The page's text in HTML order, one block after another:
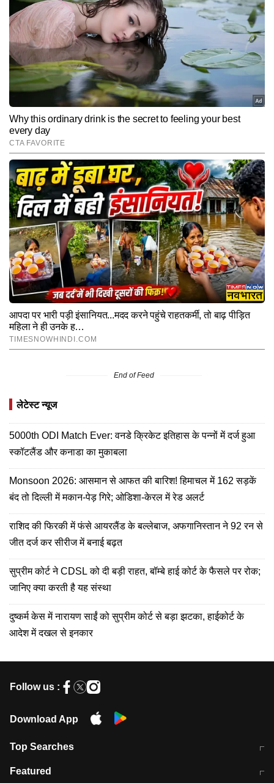
End of Feed
लेटेस्ट न्यूज
5000th ODI Match Ever: वनडे क्रिकेट इतिहास के पन्नों में दर्ज हुआ
स्कॉटलैंड और कनाडा का मुकाबला
Monsoon 2026: आसमान से आफत की बारिश! हिमाचल में 162 सड़कें
बंद तो दिल्ली में मकान-पेड़ गिरे; ओडिशा-केरल में रेड अलर्ट
राशिद की फिरकी में फंसे आयरलैंड के बल्लेबाज, अफगानिस्तान ने 92 रन से
जीत दर्ज कर सीरीज में बनाई बढ़त
सुप्रीम कोर्ट ने CDSL को दी बड़ी राहत, बॉम्बे हाई कोर्ट के फैसले पर रोक;
जानिए क्या करती है यह संस्था
दुष्कर्म केस में नारायण साईं को सुप्रीम कोर्ट से बड़ा झटका, हाईकोर्ट के
आदेश में दखल से इनकार
Follow us :
Download App
Top Searches
मुंबई में लगे 'जेन जी' के पोस्टर, लिखा- 'मैं
Featured